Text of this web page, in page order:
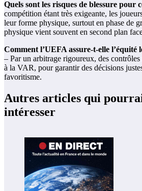
Quels sont les risques de blessure pour
compétition étant très exigeante, les
leur forme physique, surtout en phase de
physique vient souvent en second plan
Comment l’UEFA assure-t-elle l’équité
– Par un arbitrage rigoureux, des
à la VAR, pour garantir des décisions
favoritisme.
Autres articles qui
intéresser